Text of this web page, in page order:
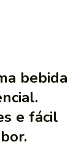
bebida
e fácil